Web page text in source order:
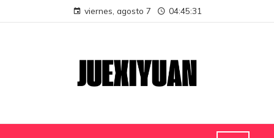
viernes, agosto 7 04:45:32